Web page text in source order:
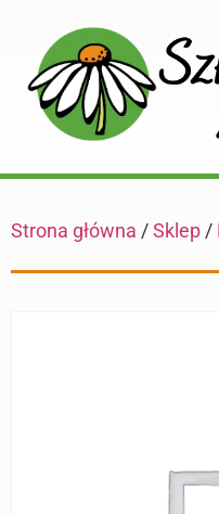
Strona główna / Sklep /